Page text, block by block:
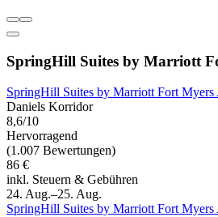
SpringHill Suites by Marriott
SpringHill Suites by Marriott Fort Myers
Daniels Korridor
8,6/10
Hervorragend
(1.007 Bewertungen)
86 €
inkl. Steuern & Gebühren
24. Aug.–25. Aug.
SpringHill Suites by Marriott Fort Myers